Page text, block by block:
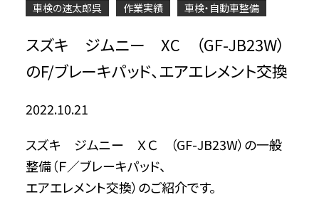
車検の速太郎呉 作業実績 車検・自動車整備
スズキ ジムニー XC （GF-JB23W）
のF/ブレーキパッド、エアエレメント交換
2022.10.21
スズキ ジムニー ＸＣ （GF-JB23W）の一般
整備（Ｆ／ブレーキパッド、
エアエレメント交換）のご紹介です。